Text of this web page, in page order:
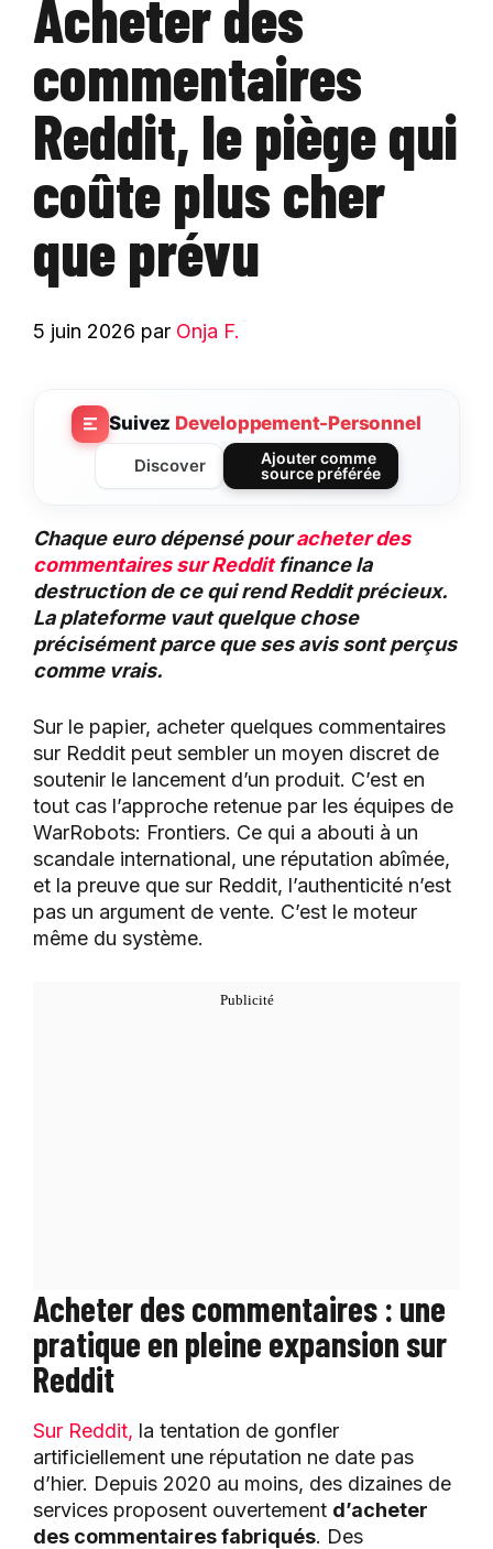
Acheter des
commentaires
Reddit, le piège qui
coûte plus cher
que prévu
5 juin 2026 par Onja F.
Suivez Developpement-Personnel
Discover
Ajouter comme
source préférée
Chaque euro dépensé pouracheter des
commentaires sur Redditfinance la
destruction de ce qui rend Reddit précieux.
La plateforme vaut quelque chose
précisément parce que ses avis sont perçus
comme vrais.
Sur le papier, acheter quelques commentaires
sur Reddit peut sembler un moyen discret de
soutenir le lancement d’un produit. C’est en
tout cas l’approche retenue par les équipes de
WarRobots: Frontiers. Ce qui a abouti à un
scandale international, une réputation abîmée,
et la preuve que sur Reddit, l’authenticité n’est
pas un argument de vente. C’est le moteur
même du système.
Acheter des commentaires : une
pratique en pleine expansion sur
Reddit
Sur Reddit, la tentation de gonfler
artificiellement une réputation ne date pas
d’hier. Depuis 2020 au moins, des dizaines de
services proposent ouvertement d’acheter
des commentaires fabriqués. Des